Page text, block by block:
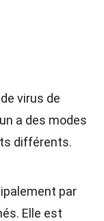
virus de
a des modes
différents.
par
Elle est